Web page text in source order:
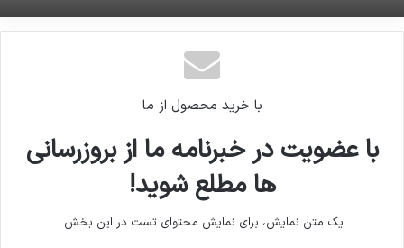
با خرید محصول از ما
با عضویت در خبرنامه ما از بروزرسانی
ها مطلع شوید!
یک متن نمایش، برای نمایش محتوای تست در این بخش.